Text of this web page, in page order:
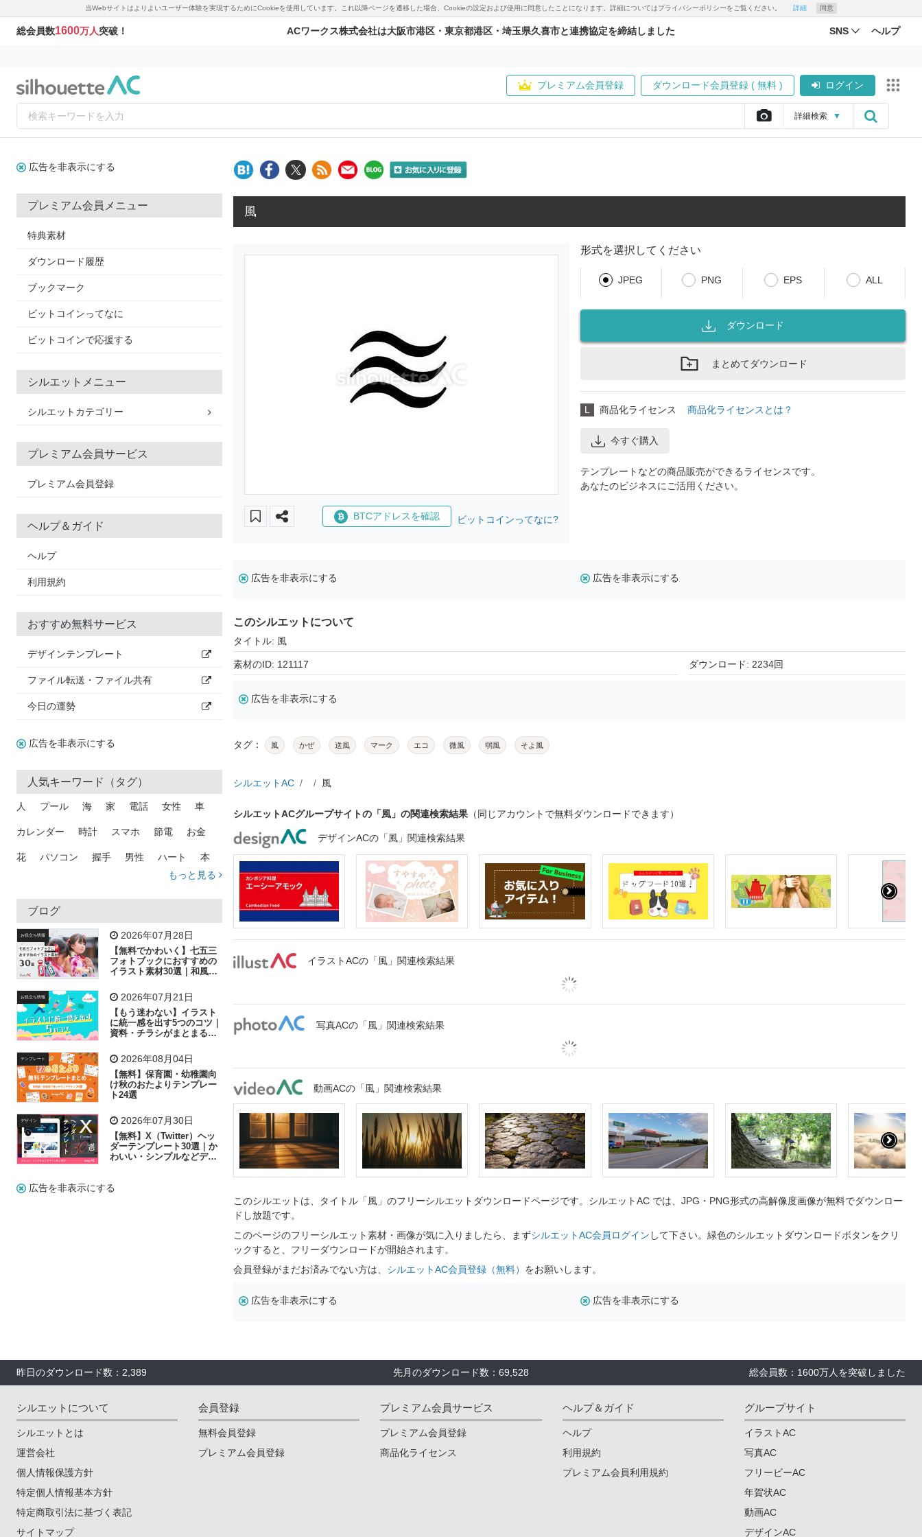
当Webサイトはよりよいユーザー体験を実現するためにCookieを使用しています。これ以降ページを遷移した場合、Cookieの設定および使用に同意したことになります。詳細についてはプライバシーポリシーをご覧ください。 詳細 同意
総会員数1600万人突破！ ACワークス株式会社は大阪市港区・東京都港区・埼玉県久喜市と連携協定を締結しました SNS ヘルプ
プレミアム会員登録 ダウンロード会員登録 ( 無料 ) ログイン
詳細検索 ▼
広告を非表示にする
プレミアム会員メニュー
特典素材
ダウンロード履歴
ブックマーク
ビットコインってなに
ビットコインで応援する
シルエットメニュー
シルエットカテゴリー
プレミアム会員サービス
プレミアム会員登録
ヘルプ＆ガイド
ヘルプ
利用規約
おすすめ無料サービス
デザインテンプレート
ファイル転送・ファイル共有
今日の運勢
広告を非表示にする
人気キーワード（タグ）
人 プール 海 家 電話 女性 車
カレンダー 時計 スマホ 節電 お金
花 パソコン 握手 男性 ハート 本
トラック 木
吹き出し
飛行機 グラフ ビル 魚 家族 書類
歩く 工場 会社 太陽 キラキラ
子供 作業員 相談 ピクトグラム
もっと見る
ブログ
お役立ち情報 2026年07月28日
【無料でかわいく】七五三
フォトブックにおすすめの
イラスト素材30選｜和風の
お役立ち情報 2026年07月21日
【もう迷わない】イラスト
に統一感を出す5つのコツ｜
資料・チラシがまとまるフ
テンプレート 2026年08月04日
【無料】保育園・幼稚園向
け秋のおたよりテンプレー
ト24選
デザイン 2026年07月30日
【無料】X（Twitter）ヘッ
ダーテンプレート30選｜か
わいい・シンプルなどデザ
広告を非表示にする
風
BTCアドレスを確認 ビットコインってなに?
形式を選択してください
JPEG PNG EPS ALL
ダウンロード
まとめてダウンロード
L 商品化ライセンス 商品化ライセンスとは？
今すぐ購入
テンプレートなどの商品販売ができるライセンスです。
あなたのビジネスにご活用ください。
広告を非表示にする 広告を非表示にする
このシルエットについて
タイトル: 風
素材のID: 121117 ダウンロード: 2234回
広告を非表示にする
タグ： 風 かぜ 送風 マーク エコ 微風 弱風 そよ風
シルエットAC 風
シルエットACグループサイトの「風」の関連検索結果 （同じアカウントで無料ダウンロードできます）
デザインACの「風」関連検索結果
イラストACの「風」関連検索結果
写真ACの「風」関連検索結果
動画ACの「風」関連検索結果
このシルエットは、タイトル「風」のフリーシルエットダウンロードページです。シルエットAC では、JPG・PNG形式の高解像度画像が無料でダウンロー
ドし放題です。
このページのフリーシルエット素材・画像が気に入りましたら、まずシルエットAC会員ログイン して下さい。緑色のシルエットダウンロードボタンをクリ
ックすると、フリーダウンロードが開始されます。
会員登録がまだお済みでない方は、 シルエットAC会員登録（無料） をお願いします。
広告を非表示にする 広告を非表示にする
昨日のダウンロード数：2,389 先月のダウンロード数：69,528 総会員数：1600万人を突破しました
シルエットについて
シルエットとは
運営会社
個人情報保護方針
特定個人情報基本方針
特定商取引法に基づく表記
サイトマップ
会員登録
無料会員登録
プレミアム会員登録
プレミアム会員サービス
プレミアム会員登録
商品化ライセンス
ヘルプ＆ガイド
ヘルプ
利用規約
プレミアム会員利用規約
グループサイト
イラストAC
写真AC
フリービーAC
年賀状AC
動画AC
デザインAC